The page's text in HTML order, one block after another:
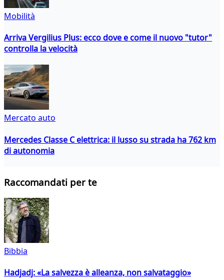
Mobilità
Arriva Vergilius Plus: ecco dove e come il nuovo "tutor"
controlla la velocità
Mercato auto
Mercedes Classe C elettrica: il lusso su strada ha 762 km
di autonomia
Raccomandati per te
Bibbia
Hadjadj: «La salvezza è alleanza, non salvataggio»